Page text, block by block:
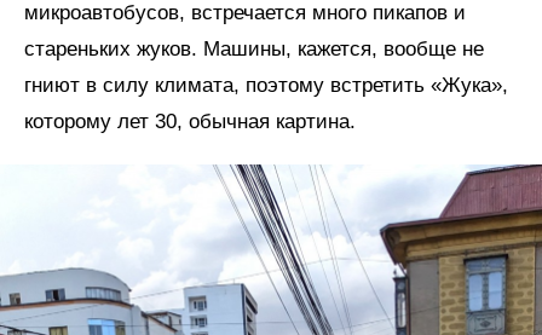
микроавтобусов, встречается много пикапов и
стареньких жуков. Машины, кажется, вообще не
гниют в силу климата, поэтому встретить «Жука»,
которому лет 30, обычная картина.